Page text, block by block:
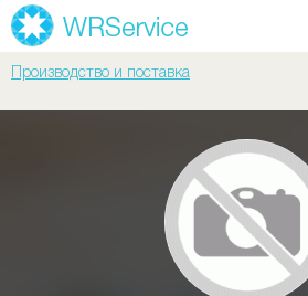
Производство и поставка